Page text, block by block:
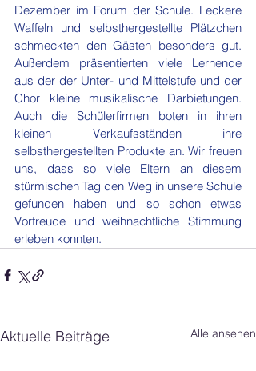
Dezember im Forum der Schule. Leckere
Waffeln und selbsthergestellte Plätzchen
schmeckten den Gästen besonders gut.
Außerdem präsentierten viele Lernende
aus der der Unter- und Mittelstufe und der
Chor kleine musikalische Darbietungen.
Auch die Schülerfirmen boten in ihren
kleinen Verkaufsständen ihre
selbsthergestellten Produkte an. Wir freuen
uns, dass so viele Eltern an diesem
stürmischen Tag den Weg in unsere Schule
gefunden haben und so schon etwas
Vorfreude und weihnachtliche Stimmung
erleben konnten.
Aktuelle Beiträge Alle ansehen